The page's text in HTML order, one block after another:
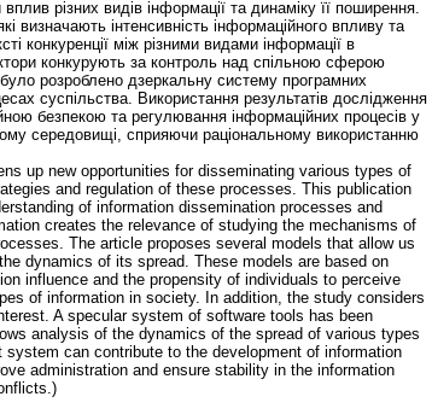
різних видів інформації та динаміку її поширення.
визначають інтенсивність інформаційного впливу та
конкуренції між різними видами інформації в
конкурують за контроль над спільною сферою
розроблено дзеркальну систему програмних
суспільства. Використання результатів дослідження
безпекою та регулювання інформаційних процесів у
середовищі, сприяючи раціональному використанню
up new opportunities for disseminating various types of
and regulation of these processes. This publication
of information dissemination processes and
creates the relevance of studying the mechanisms of
The article proposes several models that allow us
dynamics of its spread. These models are based on
influence and the propensity of individuals to perceive
of information in society. In addition, the study considers
A specular system of software tools has been
analysis of the dynamics of the spread of various types
can contribute to the development of information
administration and ensure stability in the information